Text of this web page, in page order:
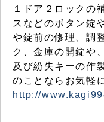
１ドア２ロックの
スなどのボタン錠
や錠前の修理、調
ク、金庫の開錠や
及び紛失キーの作
のことならお気軽
http://